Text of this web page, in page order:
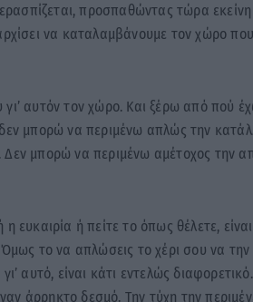
προσπαθώντας τώρα εκείνη
να καταλαμβάνουμε τον χώρο
αυτόν τον χώρο. Και ξέρω από πού
μπορώ να περιμένω απλώς την
μπορώ να περιμένω αμέτοχος την
ή πείτε το όπως θέλετε,
το να απλώσεις το χέρι σου να την
αυτό, είναι κάτι εντελώς
άρρηκτο δεσμό. Την τύχη την